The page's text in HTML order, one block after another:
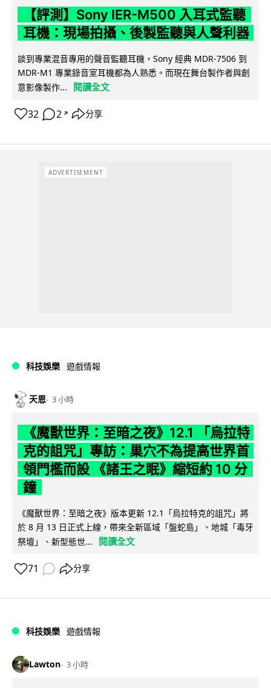
【評測】Sony IER-M500 入耳式監聽
耳機：現場拍攝、後製監聽與人聲利器
談到專業混音專用的聲音監聽耳機，Sony 經典 MDR-7506 到
MDR-M1 專業錄音室耳機都為人熟悉。而現在舞台製作者與創
意影像製作...
閱讀全文
32 2 ↗ 分享
ADVERTISEMENT
科技娛樂 遊戲情報
天恩 3 小時
《魔獸世界：至暗之夜》12.1 「烏拉特
克的詛咒」專訪：巢穴不為提高世界首
領門檻而設 《諸王之眠》縮短約 10 分
鐘
《魔獸世界：至暗之夜》版本更新 12.1「烏拉特克的詛咒」將
於 8 月 13 日正式上線，帶來全新區域「盤蛇島」、地城「毒牙
祭壇」、新型態世...
閱讀全文
71 分享
科技娛樂 遊戲情報
Lawton 3 小時